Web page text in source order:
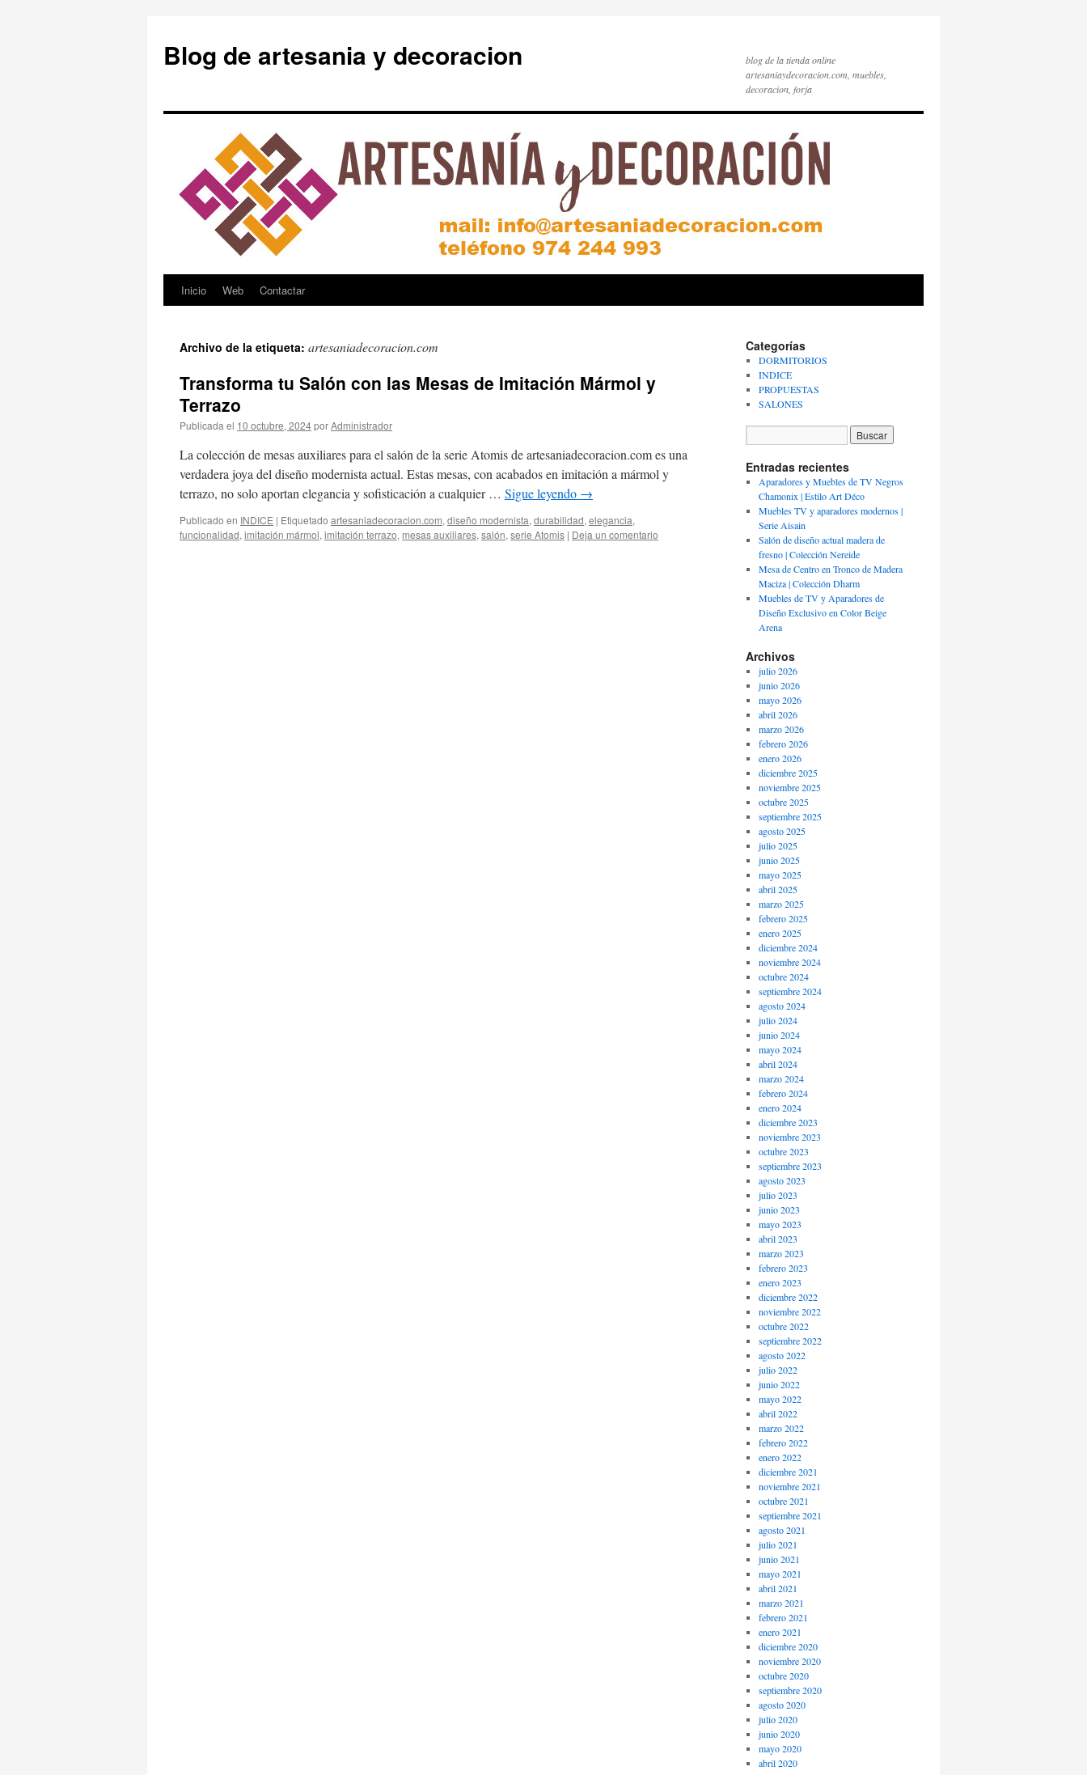
Blog de artesania y decoracion
blog de la tienda online
artesaniaydecoracion.com, muebles,
decoracion, forja
Saltar
contenido
Inicio Web Contactar
Archivo de la etiqueta: artesaniadecoracion.com
Transforma tu Salón con las Mesas de Imitación Mármol y
Terrazo
Publicada el 10 octubre, 2024porAdministrador
La colección de mesas auxiliares para el salón de la serie Atomis de artesaniadecoracion.com es una
verdadera joya del diseño modernista actual. Estas mesas, con acabados en imitación a mármol y
terrazo, no solo aportan elegancia y sofisticación a cualquier … Sigue leyendo →
Publicado en INDICE | Etiquetado artesaniadecoracion.com, diseño modernista, durabilidad, elegancia,
funcionalidad, imitación mármol, imitación terrazo, mesas auxiliares, salón, serie Atomis | Deja un comentario
Categorías
DORMITORIOS
INDICE
PROPUESTAS
SALONES
Entradas recientes
Aparadores y Muebles de TV Negros
Chamonix | Estilo Art Déco
Muebles TV y aparadores modernos |
Serie Aisain
Salón de diseño actual madera de
fresno | Colección Nereide
Mesa de Centro en Tronco de Madera
Maciza | Colección Dharm
Muebles de TV y Aparadores de
Diseño Exclusivo en Color Beige
Arena
Archivos
julio 2026
junio 2026
mayo 2026
abril 2026
marzo 2026
febrero 2026
enero 2026
diciembre 2025
noviembre 2025
octubre 2025
septiembre 2025
agosto 2025
julio 2025
junio 2025
mayo 2025
abril 2025
marzo 2025
febrero 2025
enero 2025
diciembre 2024
noviembre 2024
octubre 2024
septiembre 2024
agosto 2024
julio 2024
junio 2024
mayo 2024
abril 2024
marzo 2024
febrero 2024
enero 2024
diciembre 2023
noviembre 2023
octubre 2023
septiembre 2023
agosto 2023
julio 2023
junio 2023
mayo 2023
abril 2023
marzo 2023
febrero 2023
enero 2023
diciembre 2022
noviembre 2022
octubre 2022
septiembre 2022
agosto 2022
julio 2022
junio 2022
mayo 2022
abril 2022
marzo 2022
febrero 2022
enero 2022
diciembre 2021
noviembre 2021
octubre 2021
septiembre 2021
agosto 2021
julio 2021
junio 2021
mayo 2021
abril 2021
marzo 2021
febrero 2021
enero 2021
diciembre 2020
noviembre 2020
octubre 2020
septiembre 2020
agosto 2020
julio 2020
junio 2020
mayo 2020
abril 2020